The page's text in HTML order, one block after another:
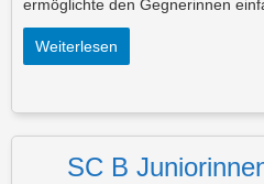
ermöglichte den Gegnerinnen
Weiterlesen
SC B